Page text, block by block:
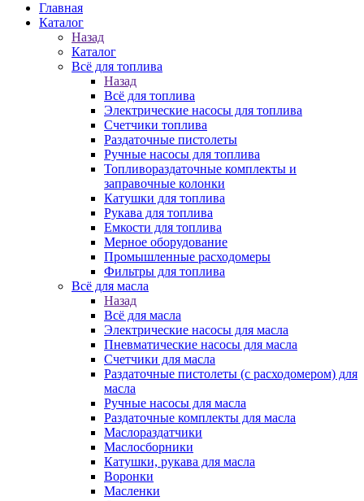
Главная
Каталог
Назад
Каталог
Всё для топлива
Назад
Всё для топлива
Электрические насосы для топлива
Счетчики топлива
Раздаточные пистолеты
Ручные насосы для топлива
Топливораздаточные комплекты и
заправочные колонки
Катушки для топлива
Рукава для топлива
Емкости для топлива
Мерное оборудование
Промышленные расходомеры
Фильтры для топлива
Всё для масла
Назад
Всё для масла
Электрические насосы для масла
Пневматические насосы для масла
Счетчики для масла
Раздаточные пистолеты (с расходомером) для
масла
Ручные насосы для масла
Раздаточные комплекты для масла
Маслораздатчики
Маслосборники
Катушки, рукава для масла
Воронки
Масленки